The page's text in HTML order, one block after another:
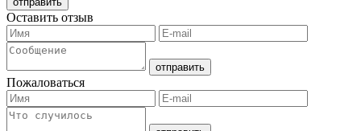
Оставить отзыв
Пожаловаться